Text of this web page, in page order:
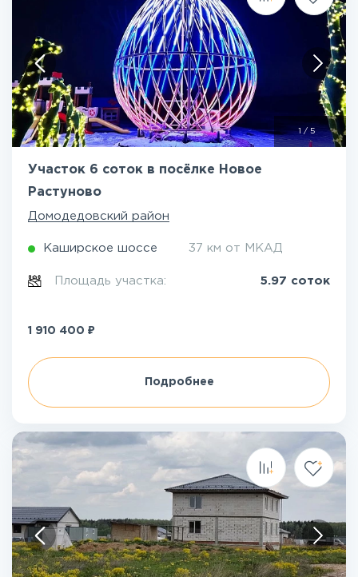
1/5
Участок 6 соток в посёлке Новое
Растуново
Домодедовский район
Каширское шоссе 37 км от МКАД
Площадь участка: 5.97 соток
1 910 400 ₽
Подробнее